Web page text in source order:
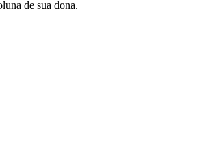
de sua dona.